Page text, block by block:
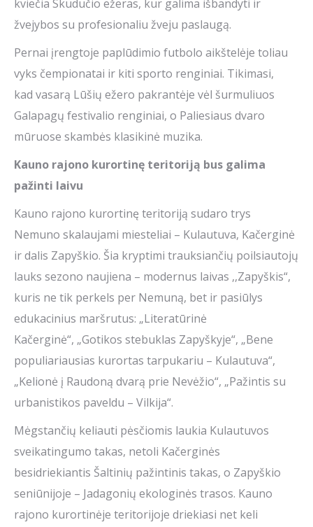
kviečia Skudučio ežeras, kur galima išbandyti ir
žvejybos su profesionaliu žveju paslaugą.
Pernai įrengtoje paplūdimio futbolo aikštelėje toliau
vyks čempionatai ir kiti sporto renginiai. Tikimasi,
kad vasarą Lūšių ežero pakrantėje vėl šurmuliuos
Galapagų festivalio renginiai, o Paliesiaus dvaro
mūruose skambės klasikinė muzika.
Kauno rajono kurortinę teritoriją bus galima
pažinti laivu
Kauno rajono kurortinę teritoriją sudaro trys
Nemuno skalaujami miesteliai – Kulautuva, Kačerginė
ir dalis Zapyškio. Šia kryptimi trauksiančių poilsiautojų
lauks sezono naujiena – modernus laivas ,,Zapyškis“,
kuris ne tik perkels per Nemuną, bet ir pasiūlys
edukacinius maršrutus: „Literatūrinė
Kačerginė“, „Gotikos stebuklas Zapyškyje“, „Bene
populiariausias kurortas tarpukariu – Kulautuva“,
„Kelionė į Raudoną dvarą prie Nevėžio“, „Pažintis su
urbanistikos paveldu – Vilkija“.
Mėgstančių keliauti pėsčiomis laukia Kulautuvos
sveikatingumo takas, netoli Kačerginės
besidriekiantis Šaltinių pažintinis takas, o Zapyškio
seniūnijoje – Jadagonių ekologinės trasos. Kauno
rajono kurortinėje teritorijoje driekiasi net keli